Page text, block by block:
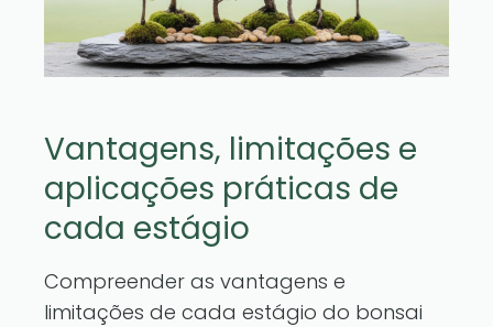
Vantagens, limitações e
aplicações práticas de
cada estágio
Compreender as vantagens e
limitações de cada estágio do bonsai